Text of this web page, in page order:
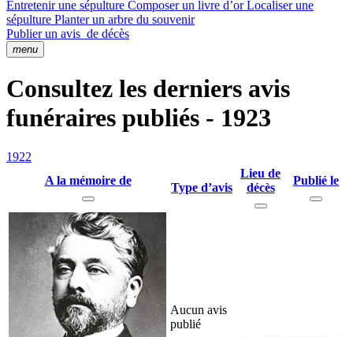
Entretenir une sépulture Composer un livre d’orLocaliser une
sépulture Planter un arbre du souvenir
Publier un avis de décès
menu
Consultez les derniers avis
funéraires publiés - 1923
1922
A la mémoire de
Type d’avis
Lieu de
décès
Publié le
Aucun avis
publié